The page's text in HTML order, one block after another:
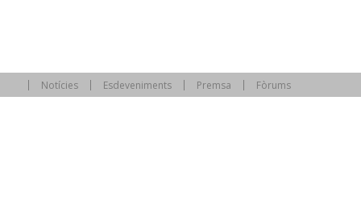
Notícies Esdeveniments Premsa Fòrums